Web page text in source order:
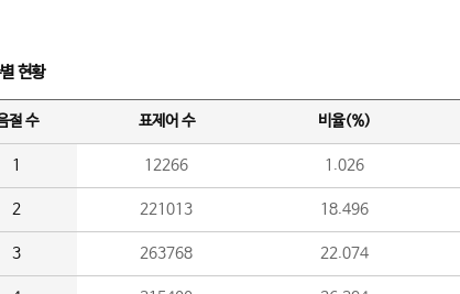
현황
절 수 표제어 수 비율(%)
1 12266 1.026
2 221013 18.496
3 263768 22.074